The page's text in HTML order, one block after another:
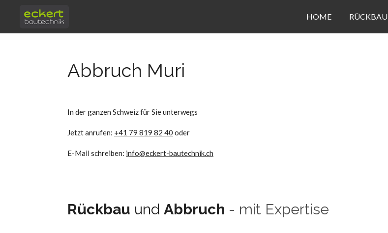
Hauptinhalt
HOME RÜCKBAU
Abbruch Muri
In der ganzen Schweiz für Sie unterwegs
Jetzt anrufen: +41 79 819 82 40 oder
E-Mail schreiben: info@eckert-bautechnik.ch
Rückbau und Abbruch - mit Expertise